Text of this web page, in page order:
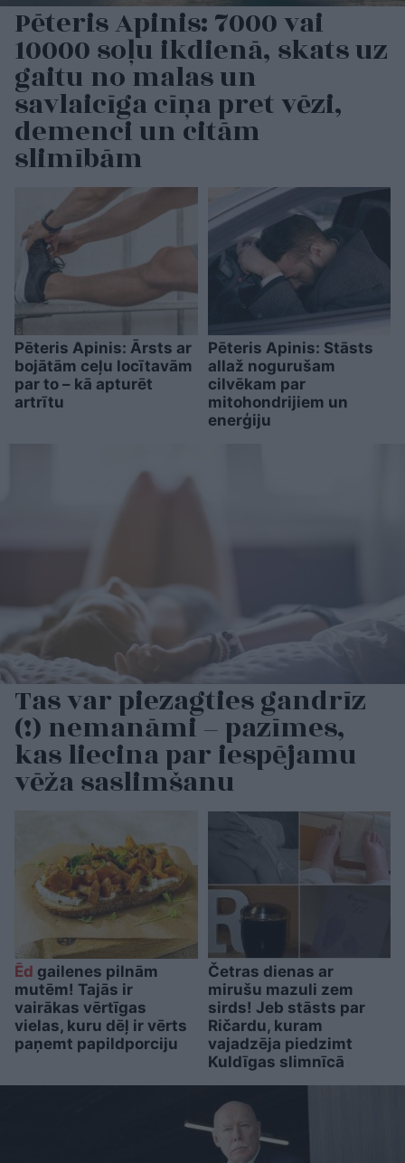
Pēteris Apinis: 7000 vai
10000 soļu ikdienā, skats uz
gaitu no malas un
savlaicīga cīņa pret vēzi,
demenci un citām
slimībām
Pēteris Apinis: Ārsts ar
bojātām ceļu locītavām
par to – kā apturēt
artrītu
Pēteris Apinis: Stāsts
allaž nogurušam
cilvēkam par
mitohondrijiem un
enerģiju
Tas var piezagties gandrīz
(!) nemanāmi – pazīmes,
kas liecina par iespējamu
vēža saslimšanu
Ēd gailenes pilnām
mutēm! Tajās ir
vairākas vērtīgas
vielas, kuru dēļ ir vērts
paņemt papildporciju
Četras dienas ar
mirušu mazuli zem
sirds! Jeb stāsts par
Ričardu, kuram
vajadzēja piedzimt
Kuldīgas slimnīcā